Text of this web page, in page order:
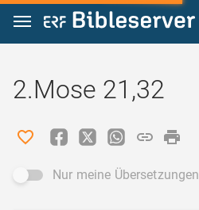
Zum Inhalt springen
2.Mose 21,32
Nur meine Übersetzungen